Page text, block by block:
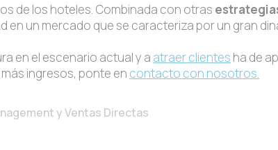
de los hoteles. Combinada con otras
en un mercado que se caracteriza por un gran
en el escenario actual y a atraer clientes ha de
ingresos, ponte en contacto con nosotros.
y Ventas Directas